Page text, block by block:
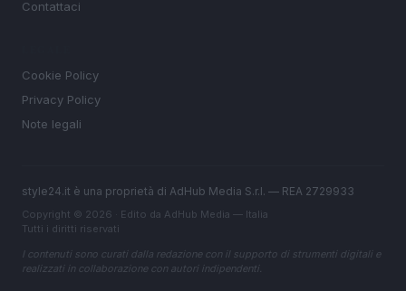
Contattaci
Cookie Policy
Privacy Policy
Note legali
style24.it è una proprietà di AdHub Media S.r.l. — REA 2729933
Copyright © 2026 · Edito da AdHub Media — Italia
Tutti i diritti riservati
I contenuti sono curati dalla redazione con il supporto di strumenti digitali e
realizzati in collaborazione con autori indipendenti.